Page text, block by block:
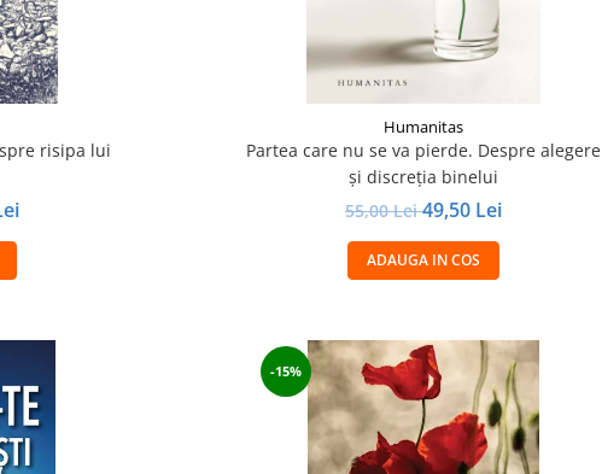
risipa lui
Humanitas
Partea care nu se va pierde. Despre alegere
şi discreţia binelui
55,00 Lei49,50 Lei
ADAUGA IN COS
-15%